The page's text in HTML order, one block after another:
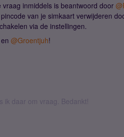
inmiddels is beantwoord door
van je simkaart verwijderen
via de instellingen.
en @Groentjuh!
ik daar om vraag. Bedankt!